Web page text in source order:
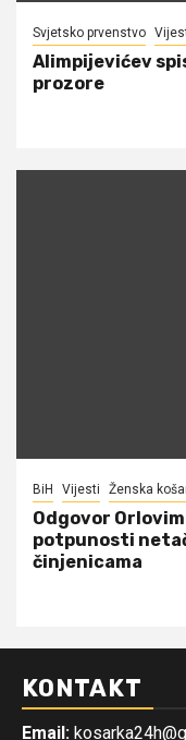
Svjetsko prvenstvo
Alimpijevićev
prozore
BiH Vijesti Ženska
Odgovor
potpunosti
činjenicama
KONTAKT
Email: